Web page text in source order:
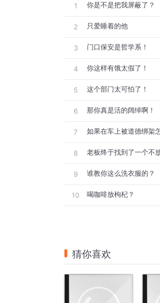
1 你是不是把我屏蔽了？
2 只爱睡着的他
3 门口保安是哲学系！
4 你这样有饿太假了！
5 这个部门太可怕了！
6 那你真是活的阔绰啊！
7 如果在车上被道德绑架
8 老板终于找到了一个不
9 谁教你这么洗衣服的？
10 喝咖啡放枸杞？
猜你喜欢